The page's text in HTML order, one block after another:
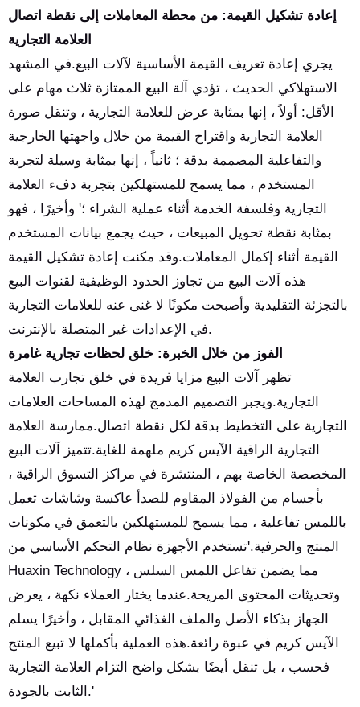
إعادة تشكيل القيمة: من محطة المعاملات إلى نقطة اتصال
العلامة التجارية
يجري إعادة تعريف القيمة الأساسية لآلات البيع.في المشهد
الاستهلاكي الحديث ، تؤدي آلة البيع الممتازة ثلاث مهام على
الأقل: أولاً ، إنها بمثابة عرض للعلامة التجارية ، وتنقل صورة
العلامة التجارية واقتراح القيمة من خلال واجهتها الخارجية
والتفاعلية المصممة بدقة ؛ ثانياً ، إنها بمثابة وسيلة لتجربة
المستخدم ، مما يسمح للمستهلكين بتجربة دفء العلامة
التجارية وفلسفة الخدمة أثناء عملية الشراء ؛' وأخيرًا ، فهو
بمثابة نقطة تحويل المبيعات ، حيث يجمع بيانات المستخدم
القيمة أثناء إكمال المعاملات.وقد مكنت إعادة تشكيل القيمة
هذه آلات البيع من تجاوز الحدود الوظيفية لقنوات البيع
بالتجزئة التقليدية وأصبحت مكونًا لا غنى عنه للعلامات التجارية
في الإعدادات غير المتصلة بالإنترنت.
الفوز من خلال الخبرة: خلق لحظات تجارية غامرة
تظهر آلات البيع مزايا فريدة في خلق تجارب العلامة
التجارية.ويجبر التصميم المدمج لهذه المساحات العلامات
التجارية على التخطيط بدقة لكل نقطة اتصال.ممارسة العلامة
التجارية الراقية الآيس كريم ملهمة للغاية.تتميز آلات البيع
المخصصة الخاصة بهم ، المنتشرة في مراكز التسوق الراقية ،
بأجسام من الفولاذ المقاوم للصدأ عاكسة وشاشات تعمل
باللمس تفاعلية ، مما يسمح للمستهلكين بالتعمق في مكونات
المنتج والحرفية.'تستخدم الأجهزة نظام التحكم الأساسي من
Huaxin Technology ، مما يضمن تفاعل اللمس السلس
وتحديثات المحتوى المريحة.عندما يختار العملاء نكهة ، يعرض
الجهاز بذكاء الأصل والملف الغذائي المقابل ، وأخيرًا يسلم
الآيس كريم في عبوة رائعة.هذه العملية بأكملها لا تبيع المنتج
فحسب ، بل تنقل أيضًا بشكل واضح التزام العلامة التجارية
الثابت بالجودة.'